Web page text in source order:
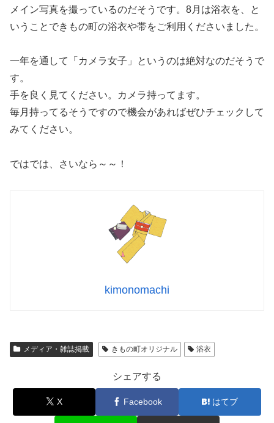
メイン写真を撮っているのだそうです。8月は浴衣を、と
いうことできもの町の浴衣や帯をご利用くださいました。
一年を通して「カメラ女子」というのは絶対なのだそうで
す。
手を良く見てください。カメラ持ってます。
毎月持ってるそうですので機会があればぜひチェックして
みてください。
ではでは、さいなら～～！
kimonomachi
メディア・雑誌掲載 きもの町オリジナル 浴衣
シェアする
X Facebook はてブ